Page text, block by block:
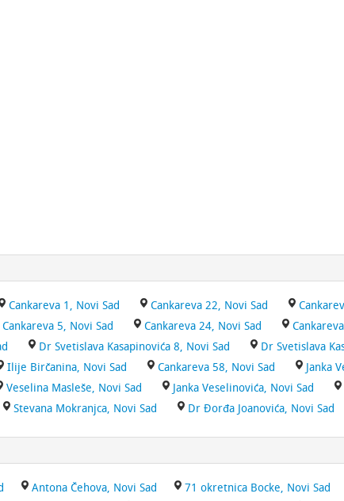
Cankareva 1, Novi Sad Cankareva 22, Novi Sad
Cankareva 5, Novi Sad Cankareva 24, Novi Sad
Dr Svetislava Kasapinovića 8, Novi Sad Dr Svetislava
Ilije Birčanina, Novi Sad Cankareva 58, Novi Sad
Janka
Veselina Masleše, Novi Sad Janka Veselinovića, Novi Sad
Stevana Mokranjca, Novi Sad Dr Đorđa Joanovića, Novi Sad
Antona Čehova, Novi Sad 71 okretnica Bocke, Novi Sad